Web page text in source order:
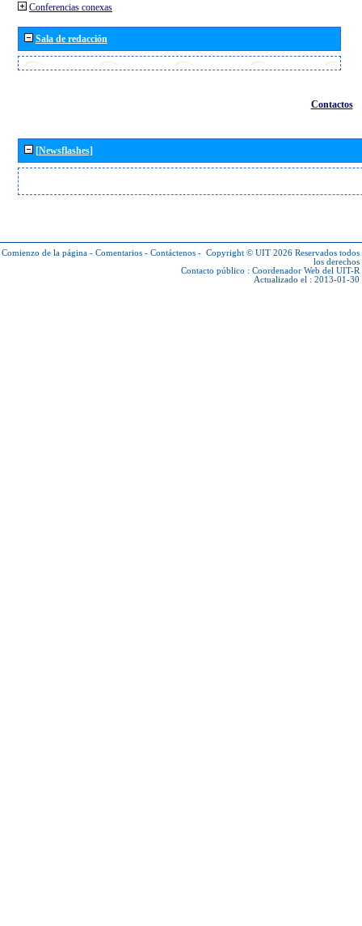
Conferencias conexas
Sala de redacción
Contactos
[Newsflashes]
Comienzo de la página - Comentarios - Contáctenos - Copyright © UIT 2026 Reservados todos
los derechos
Contacto público : Coordenador Web del UIT-R
Actualizado el : 2013-01-30